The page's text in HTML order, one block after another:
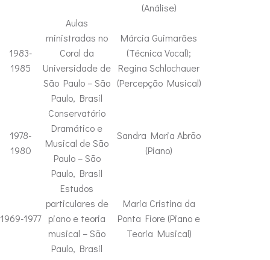
(Análise)
1983-
1985
Aulas
ministradas no
Coral da
Universidade de
São Paulo – São
Paulo, Brasil
Márcia Guimarães
(Técnica Vocal);
Regina Schlochauer
(Percepção Musical)
1978-
1980
Conservatório
Dramático e
Musical de São
Paulo – São
Paulo, Brasil
Sandra Maria Abrão
(Piano)
1969-1977
Estudos
particulares de
piano e teoria
musical – São
Paulo, Brasil
Maria Cristina da
Ponta Fiore (Piano e
Teoria Musical)